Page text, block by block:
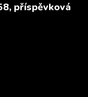
příspěvková